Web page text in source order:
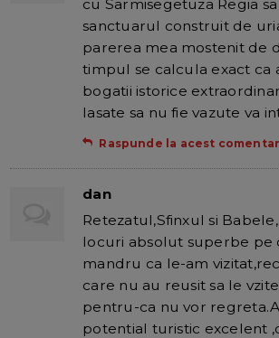
cu Sarmisegetuza Regia
sanctuarul construit de
parerea mea mostenit de
timpul se calcula exact ca
bogatii istorice
lasate sa nu fie vazute va
Raspunde la acest
dan
Retezatul,Sfinxul si
locuri absolut superbe pe
mandru ca le-am
care nu au reusit sa le
pentru-ca nu vor
potential turistic excelent